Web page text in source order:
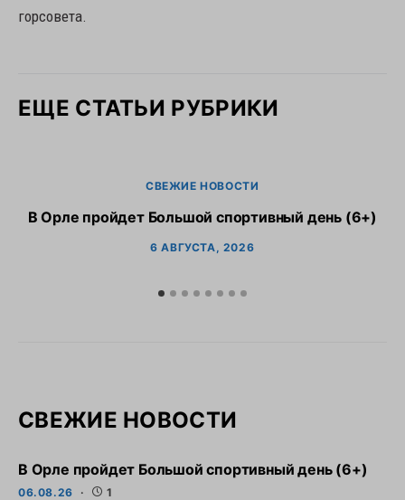
горсовета.
ЕЩЕ СТАТЬИ РУБРИКИ
СВЕЖИЕ НОВОСТИ
В Орле пройдет Большой спортивный день (6+)
6 АВГУСТА, 2026
СВЕЖИЕ НОВОСТИ
В Орле пройдет Большой спортивный день (6+)
06.08.26 1